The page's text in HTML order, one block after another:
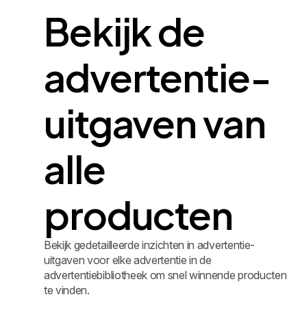
Bekijk de
advertentie-
uitgaven van
alle
producten
Bekijk gedetailleerde inzichten in advertentie-
uitgaven voor elke advertentie in de
advertentiebibliotheek om snel winnende producten
te vinden.